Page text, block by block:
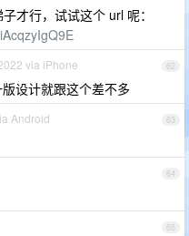
才行，试试这个 url 呢：
62
via iPhone
设计就跟这个差不多
63
Android
64
65